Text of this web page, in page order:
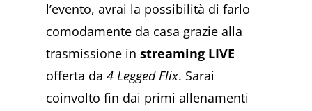
l’evento, avrai la possibilità di farlo
comodamente da casa grazie alla
trasmissione instreaming LIVE
offerta da4 Legged Flix. Sarai
coinvolto fin dai primi allenamenti